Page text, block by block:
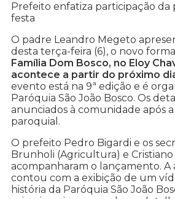
Prefeito enfatiza participação da
festa
O padre Leandro Megeto
desta terça-feira (6), o novo
Família Dom Bosco, no Eloy
acontece a partir do próximo
evento está na 9ª edição e é
Paróquia São João Bosco. Os
anunciados à comunidade após a
paroquial.
O prefeito Pedro Bigardi e os
Brunholi (Agricultura) e Cristiano
acompanharam o lançamento. A
contou com a exibição de um
história da Paróquia São João